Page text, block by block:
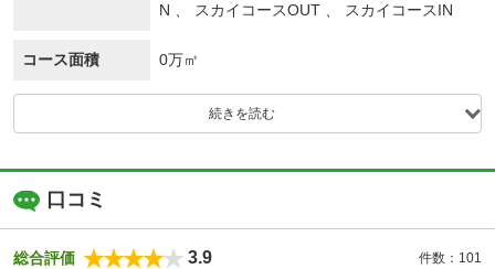
N 、 スカイコースOUT 、 スカイコースIN
コース面積 0万㎡
続きを読む
口コミ
総合評価 3.9 件数：101